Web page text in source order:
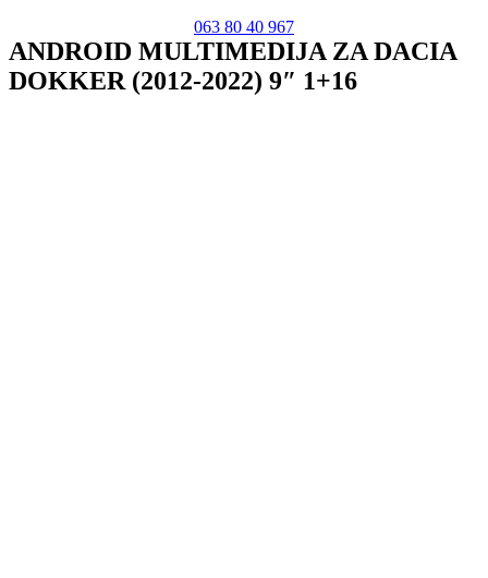
063 80 40 967
ANDROID MULTIMEDIJA ZA DACIA
DOKKER (2012-2022) 9″ 1+16